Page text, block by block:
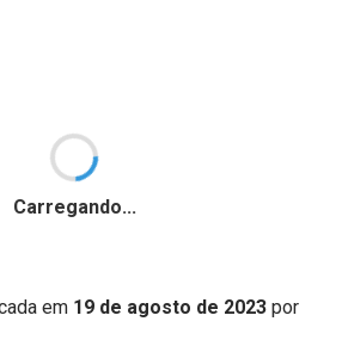
Carregando...
em 19 de agosto de 2023 por